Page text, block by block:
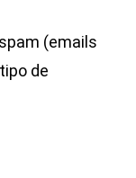
(emails
de